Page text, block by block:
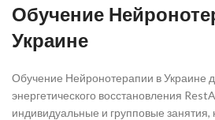
Обучение
Украине
Обучение Нейронотерапии в Украине
энергетического восстановления
индивидуальные и групповые